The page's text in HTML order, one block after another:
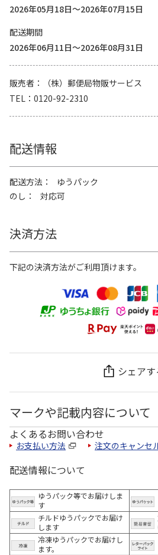
2026年05月18日～2026年07月15日
配送期間
2026年06月11日～2026年08月31日
販売者
（株）郵便局物販サービス
TEL
0120-92-2310
配送情報
配送方法
ゆうパック
のし
対応可
決済方法
下記の決済方法がご利用頂けます。
シェアす
マークや記載内容について
よくあるお問い合わせ
お支払い方法 注文のキャンセ
配送情報について
ゆうパック等でお届けしま
す
チルドゆうパックでお届け
します
冷凍ゆうパックでお届けし
ます。